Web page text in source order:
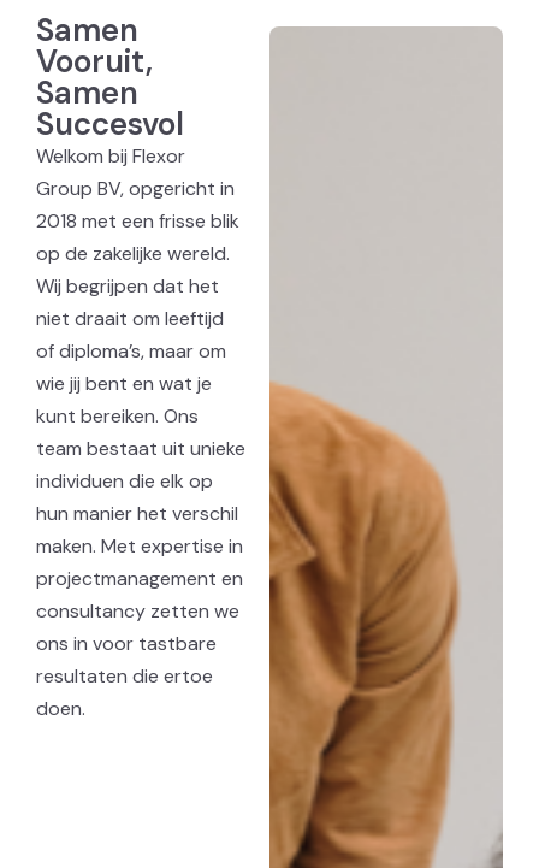
Samen
Vooruit,
Samen
Succesvol
Welkom bij Flexor
Group BV, opgericht in
2018 met een frisse blik
op de zakelijke wereld.
Wij begrijpen dat het
niet draait om leeftijd
of diploma’s, maar om
wie jij bent en wat je
kunt bereiken. Ons
team bestaat uit unieke
individuen die elk op
hun manier het verschil
maken. Met expertise in
projectmanagement en
consultancy zetten we
ons in voor tastbare
resultaten die ertoe
doen.